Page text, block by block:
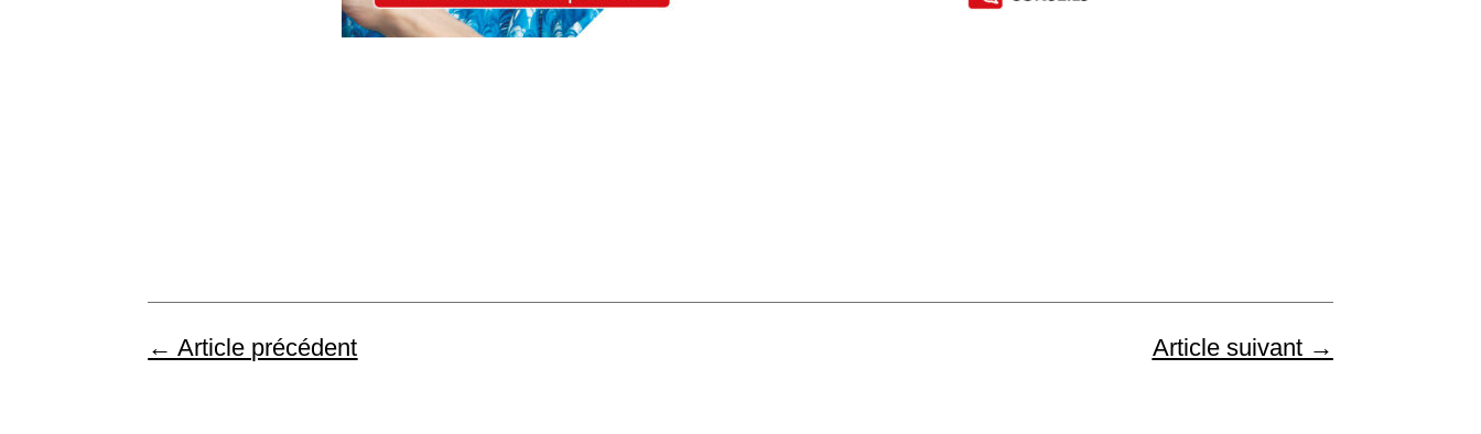
←Article précédent Article suivant→